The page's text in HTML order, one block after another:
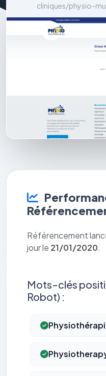
cliniques/physio-
Référencement
jour le 21/01/2020.
Mots-clés
Robot) :